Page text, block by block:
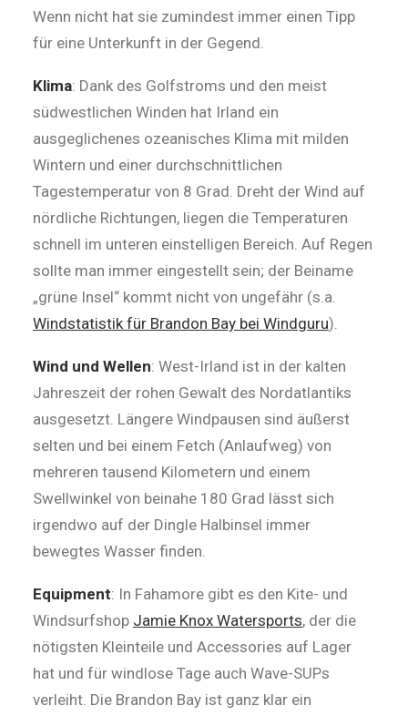
Wenn nicht hat sie zumindest immer einen Tipp
für eine Unterkunft in der Gegend.
Klima: Dank des Golfstroms und den meist
südwestlichen Winden hat Irland ein
ausgeglichenes ozeanisches Klima mit milden
Wintern und einer durchschnittlichen
Tagestemperatur von 8 Grad. Dreht der Wind auf
nördliche Richtungen, liegen die Temperaturen
schnell im unteren einstelligen Bereich. Auf Regen
sollte man immer eingestellt sein; der Beiname
„grüne Insel“ kommt nicht von ungefähr (s.a.
Windstatistik für Brandon Bay bei Windguru).
Wind und Wellen: West-Irland ist in der kalten
Jahreszeit der rohen Gewalt des Nordatlantiks
ausgesetzt. Längere Windpausen sind äußerst
selten und bei einem Fetch (Anlaufweg) von
mehreren tausend Kilometern und einem
Swellwinkel von beinahe 180 Grad lässt sich
irgendwo auf der Dingle Halbinsel immer
bewegtes Wasser finden.
Equipment: In Fahamore gibt es den Kite- und
Windsurfshop Jamie Knox Watersports, der die
nötigsten Kleinteile und Accessories auf Lager
hat und für windlose Tage auch Wave-SUPs
verleiht. Die Brandon Bay ist ganz klar ein